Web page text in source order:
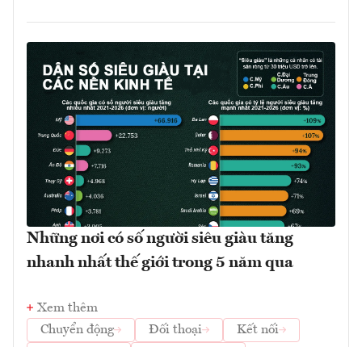
Những nơi có số người siêu giàu tăng
nhanh nhất thế giới trong 5 năm qua
Xem thêm
Chuyển động
Đối thoại
Kết nối